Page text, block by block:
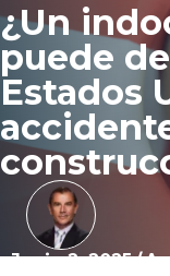
¿Un
puede
Estados
Junio 2, 2025/